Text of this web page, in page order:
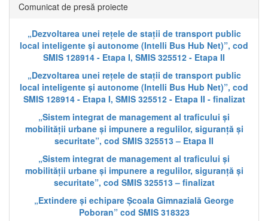
Comunicat de presă proiecte
„Dezvoltarea unei rețele de stații de transport public
local inteligente și autonome (Intelli Bus Hub Net)”, cod
SMIS 128914 - Etapa I, SMIS 325512 - Etapa II
„Dezvoltarea unei rețele de stații de transport public
local inteligente și autonome (Intelli Bus Hub Net)”, cod
SMIS 128914 - Etapa I, SMIS 325512 - Etapa II - finalizat
„Sistem integrat de management al traficului și
mobilității urbane și impunere a regulilor, siguranță și
securitate”, cod SMIS 325513 – Etapa II
„Sistem integrat de management al traficului și
mobilității urbane și impunere a regulilor, siguranță și
securitate”, cod SMIS 325513 – finalizat
„Extindere și echipare Școala Gimnazială George
Poboran” cod SMIS 318323